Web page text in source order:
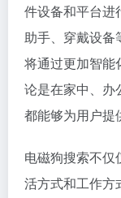
件设备和平台进
助手、穿戴设备
将通过更加智能
论是在家中、办
都能够为用户提
电磁狗搜索不仅
活方式和工作方